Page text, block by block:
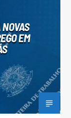
EM